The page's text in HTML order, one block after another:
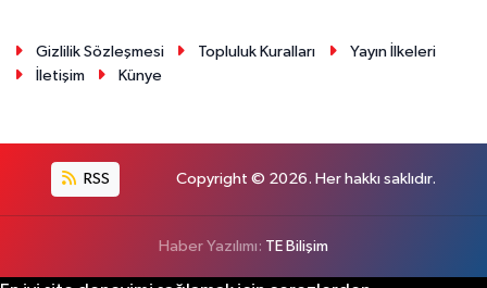
Gizlilik Sözleşmesi Topluluk Kuralları
Yayın İlkeleri
İletişim
Künye
RSS Copyright © 2026. Her hakkı saklıdır.
Haber Yazılımı: TE Bilişim